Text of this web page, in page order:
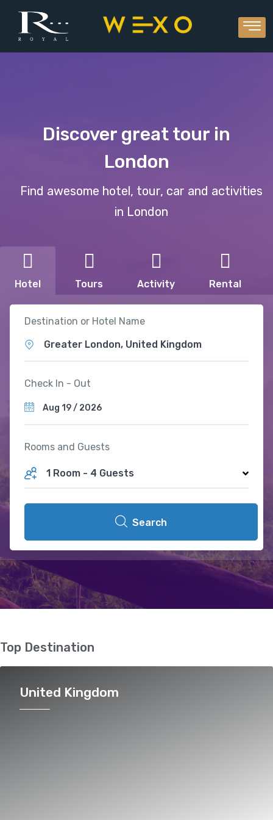
Discover great tour in
London
Find awesome hotel, tour, car and activities
in London
Hotel Tours Activity Rental
Destination or Hotel Name
Greater London, United Kingdom
Check In - Out
Rooms and Guests
1 Room - 4 Guests
Search
Top Destination
United Kingdom